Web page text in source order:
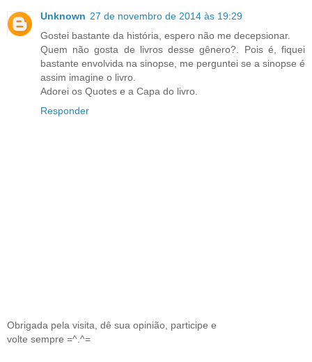
Unknown 27 de novembro de 2014 às 19:29
Gostei bastante da história, espero não me decepsionar.
Quem não gosta de livros desse gênero?. Pois é, fiquei
bastante envolvida na sinopse, me perguntei se a sinopse é
assim imagine o livro.
Adorei os Quotes e a Capa do livro.
Responder
Obrigada pela visita, dê sua opinião, participe e
volte sempre =^.^=